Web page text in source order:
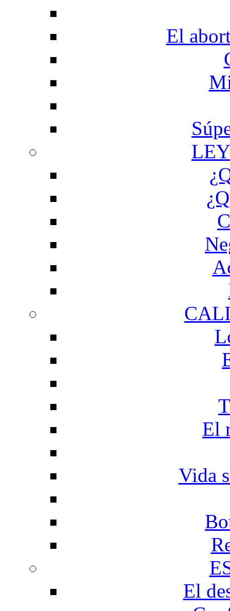
El
El
Vida
El